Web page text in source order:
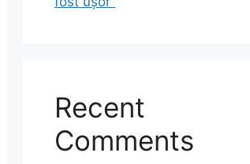
Recent
Comments